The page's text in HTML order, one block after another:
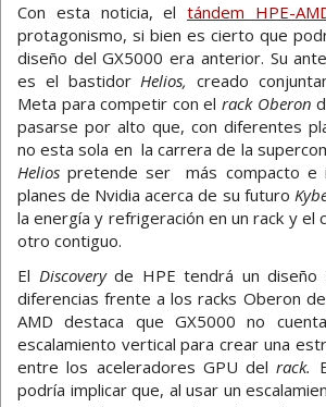
Con esta noticia, el tándem HPE-
protagonismo, si bien es cierto que
diseño del GX5000 era anterior. Su
es el bastidorHelios, creado
Meta para competir con el rack Oberon
pasarse por alto que, con diferentes
no esta sola en la carrera de la
Heliospretende ser más compacto e
planes de Nvidia acerca de su futuro
la energía y refrigeración en un rack y el
otro contiguo.
El Discovery de HPE tendrá un
diferencias frente a los racks Oberon
AMD destaca que GX5000 no
escalamiento vertical para crear una
entre los aceleradores GPU delrack.
podría implicar que, al usar un